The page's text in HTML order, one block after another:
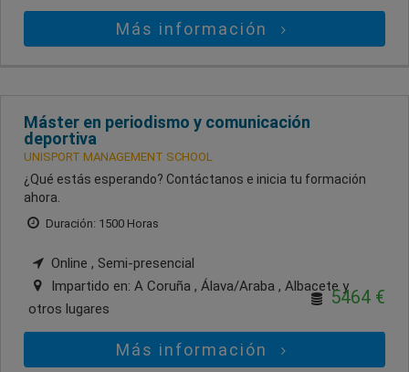
Más información
Máster en periodismo y comunicación
deportiva
UNISPORT MANAGEMENT SCHOOL
¿Qué estás esperando? Contáctanos e inicia tu formación
ahora.
Duración: 1500 Horas
Online , Semi-presencial
Impartido en: A Coruña , Álava/Araba , Albacetey
otros lugares
5464 €
Más información